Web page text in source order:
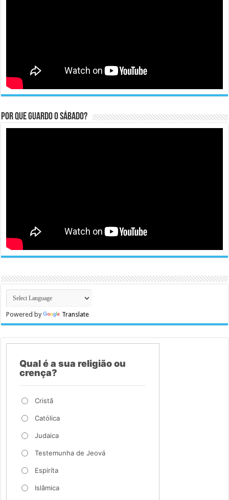
Por que guardo o Sábado?
Powered by Translate
Qual é a sua religião ou
crença?
Cristã
Católica
Judaica
Testemunha de Jeová
Espiríta
Islâmica